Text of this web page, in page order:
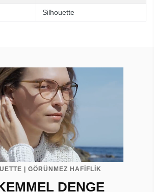
Silhouette
| GÖRÜNMEZ HAFİFLİK
DENGE